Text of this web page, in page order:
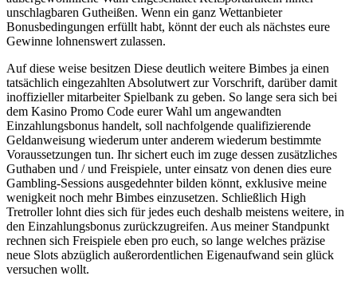
unschlagbaren Gutheißen. Wenn ein ganz Wettanbieter
Bonusbedingungen erfüllt habt, könnt der euch als nächstes eure
Gewinne lohnenswert zulassen.
Auf diese weise besitzen Diese deutlich weitere Bimbes ja einen
tatsächlich eingezahlten Absolutwert zur Vorschrift, darüber damit
inoffizieller mitarbeiter Spielbank zu geben. So lange sera sich bei
dem Kasino Promo Code eurer Wahl um angewandten
Einzahlungsbonus handelt, soll nachfolgende qualifizierende
Geldanweisung wiederum unter anderem wiederum bestimmte
Voraussetzungen tun. Ihr sichert euch im zuge dessen zusätzliches
Guthaben und / und Freispiele, unter einsatz von denen dies eure
Gambling-Sessions ausgedehnter bilden könnt, exklusive meine
wenigkeit noch mehr Bimbes einzusetzen. Schließlich High
Tretroller lohnt dies sich für jedes euch deshalb meistens weitere, in
den Einzahlungsbonus zurückzugreifen. Aus meiner Standpunkt
rechnen sich Freispiele eben pro euch, so lange welches präzise
neue Slots abzüglich außerordentlichen Eigenaufwand sein glück
versuchen wollt.